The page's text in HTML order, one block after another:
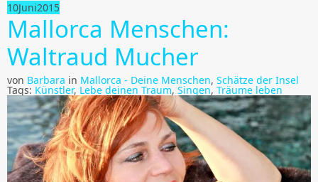
10Juni2015
Mallorca Menschen:
Waltraud Mucher
von Barbara in Mallorca - Deine Menschen, Schätze der Insel
Tags: Künstler, Lebe deinen Traum, Singen, Träume leben